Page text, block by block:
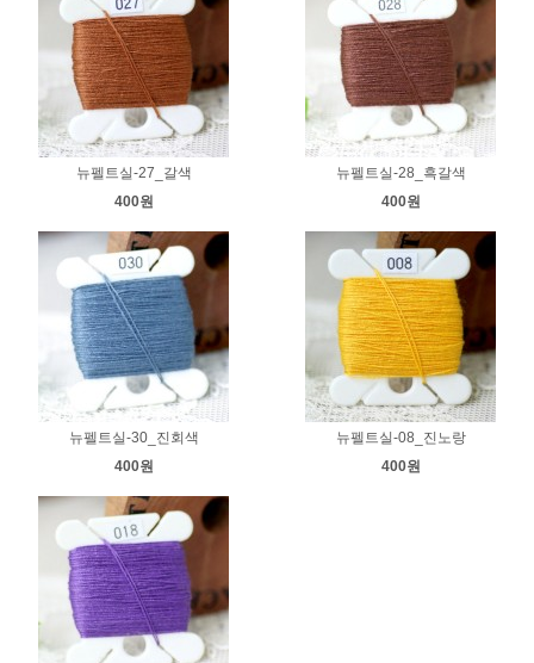
뉴펠트실-27_갈색
400원
뉴펠트실-28_흑갈색
400원
뉴펠트실-30_진회색
400원
뉴펠트실-08_진노랑
400원